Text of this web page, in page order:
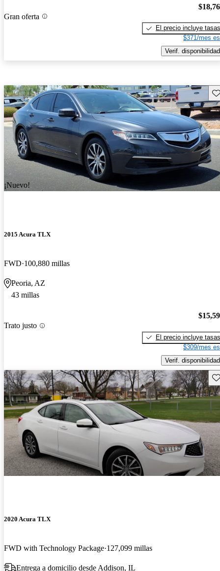
Gran oferta
El precio incluye tasas
$371/mes
Verif. disponibilidad
¡Nuevo!
2015 Acura TLX
FWD 100,880 millas
Peoria, AZ
43 millas
Trato justo
El precio incluye tasas
$309/mes
Verif. disponibilidad
2020 Acura TLX
FWD with Technology Package 127,099 millas
Entrega a domicilio desde Addison, IL